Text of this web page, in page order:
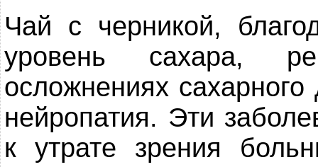
Чай с черникой,
уровень сахара,
осложнениях
нейропатия. Эти
к утрате зрения